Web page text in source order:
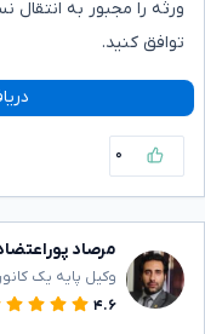
ورثه را مجبور به انتقال
توافق کنید.
۰
مرصاد
وکیل پایه یک
۴.۶